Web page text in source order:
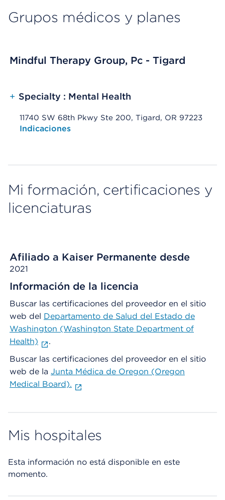
Grupos médicos y planes
Mindful Therapy Group, Pc - Tigard
+ Specialty : Mental Health
11740 SW 68th Pkwy Ste 200, Tigard, OR 97223
Opens native map application on mobile devices
Indicaciones
Mi formación, certificaciones y
licenciaturas
Afiliado a Kaiser Permanente desde
2021
Información de la licencia
Buscar las certificaciones del proveedor en el sitio
web del Departamento de Salud del Estado de
Washington (Washington State Department of
Health)
.
Buscar las certificaciones del proveedor en el sitio
web de la Junta Médica de Oregon (Oregon
Medical Board).
Mis hospitales
Esta información no está disponible en este
momento.